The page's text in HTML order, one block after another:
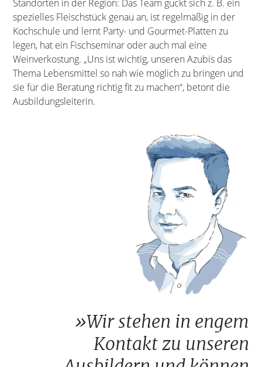
Standorten in der Region: Das Team guckt sich z. B. ein
spezielles Fleischstück genau an, ist regelmäßig in der
Kochschule und lernt Party- und Gourmet-Platten zu
legen, hat ein Fischseminar oder auch mal eine
Weinverkostung. „Uns ist wichtig, unseren Azubis das
Thema Lebensmittel so nah wie möglich zu bringen und
sie für die Beratung richtig fit zu machen“, betont die
Ausbildungsleiterin.
»Wir stehen in engem
Kontakt zu unseren